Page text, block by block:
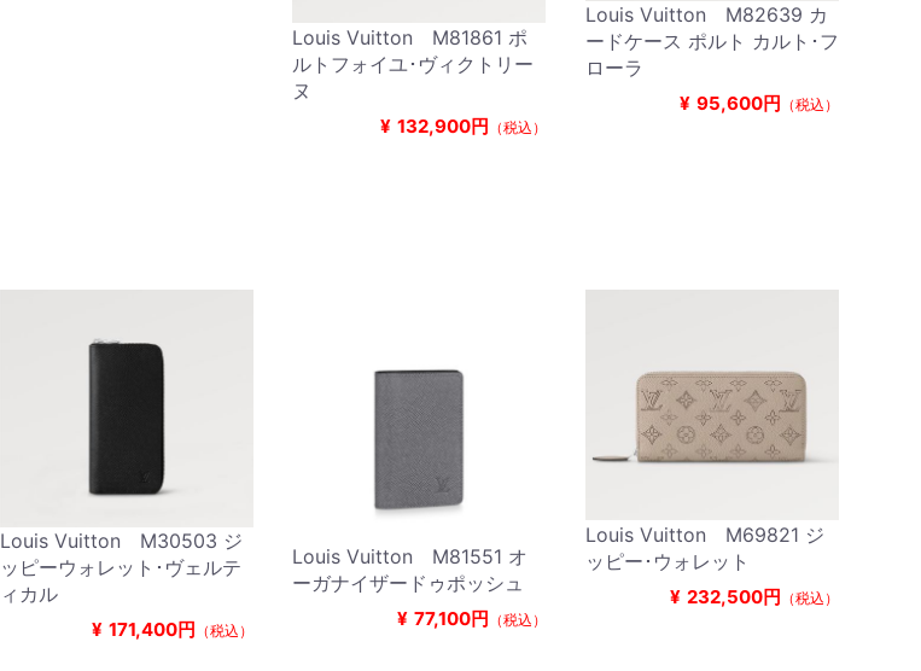
Louis Vuitton M81861 ポ
ルトフォイユ･ヴィクトリー
ヌ
¥ 132,900円 （税込）
Louis Vuitton M82639 カ
ードケース ポルト カルト･フ
ローラ
¥ 95,600円 （税込）
Louis Vuitton M30503 ジ
ッピーウォレット･ヴェルテ
ィカル
¥ 171,400円 （税込）
Louis Vuitton M81551 オ
ーガナイザードゥポッシュ
¥ 77,100円 （税込）
Louis Vuitton M69821 ジ
ッピー･ウォレット
¥ 232,500円 （税込）